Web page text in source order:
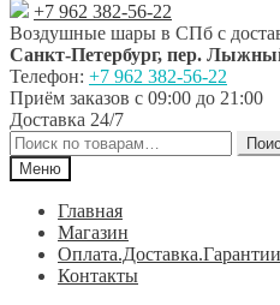
+7 962 382-56-22
Воздушные шары в СПб с
Санкт-Петербург, пер.
Телефон: +7 962 382-56-22
Приём заказов с 09:00 до 21:00
Доставка 24/7
Искать:
Меню
Главная
Магазин
Оплата.Доставка.Гарантии
Контакты